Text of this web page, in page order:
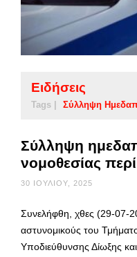
Ειδήσεις
Tags | Σύλληψη
Σύλληψη
νομοθεσίας
30 ΙΟΥΛΊΟΥ, 2025
Συνελήφθη, χθες (29-07-
αστυνομικούς του
Υποδιεύθυνσης Δίωξης